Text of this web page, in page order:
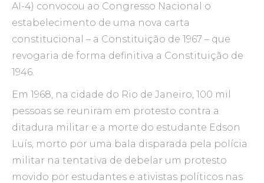
AI-4) convocou ao Congresso Nacional o
estabelecimento de uma nova carta
constitucional – a Constituição de 1967 – que
revogaria de forma definitiva a Constituição de
1946.
Em 1968, na cidade do Rio de Janeiro, 100 mil
pessoas se reuniram em protesto contra a
ditadura militar e a morte do estudante Edson
Luís, morto por uma bala disparada pela polícia
militar na tentativa de debelar um protesto
movido por estudantes e ativistas políticos nas